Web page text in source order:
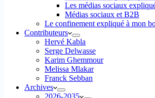
Les médias sociaux
Médias sociaux et B2B
Le confinement expliqué à mon
Contributeurs
Hervé Kabla
Serge Delwasse
Karim Ghemmour
Melissa Mlakar
Franck Sebban
Archives
2026-2035